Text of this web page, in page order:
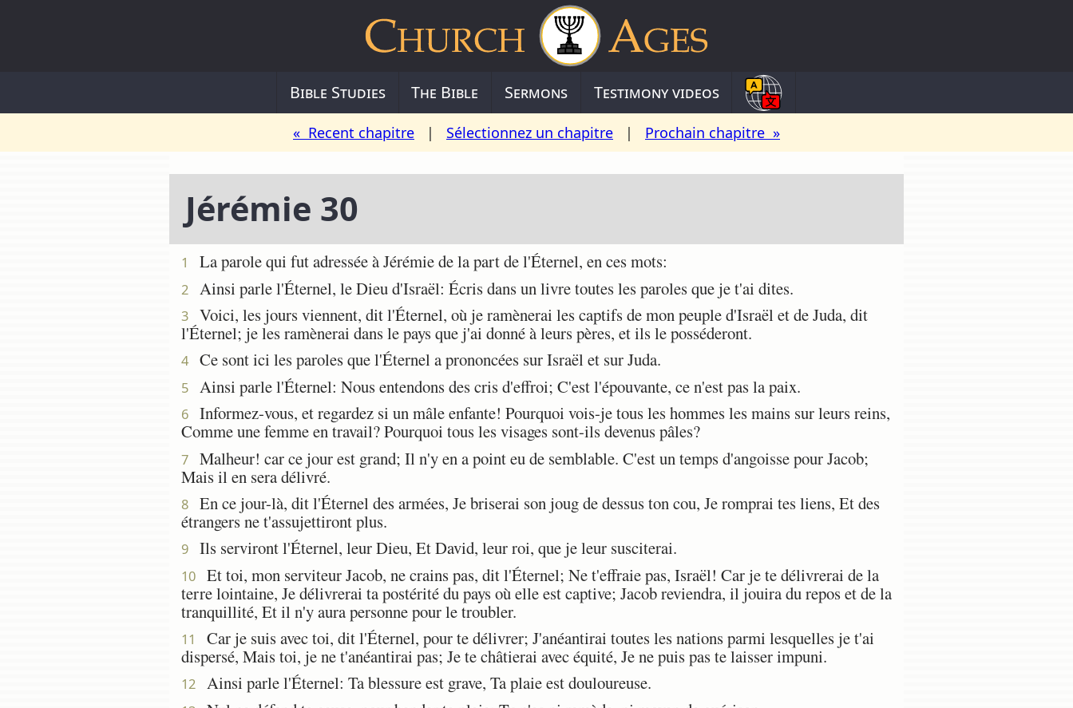
Bible Studies The Bible Sermons Testimony videos
« Recent chapitre | Sélectionnez un chapitre | Prochain chapitre »
Jérémie 30
1 La parole qui fut adressée à Jérémie de la part de l'Éternel, en ces mots:
2 Ainsi parle l'Éternel, le Dieu d'Israël: Écris dans un livre toutes les paroles que je t'ai dites.
3
Voici, les jours viennent, dit l'Éternel, où je ramènerai les captifs de mon peuple d'Israël et de Juda, dit
l'Éternel; je les ramènerai dans le pays que j'ai donné à leurs pères, et ils le posséderont.
4 Ce sont ici les paroles que l'Éternel a prononcées sur Israël et sur Juda.
5 Ainsi parle l'Éternel: Nous entendons des cris d'effroi; C'est l'épouvante, ce n'est pas la paix.
6
Informez-vous, et regardez si un mâle enfante! Pourquoi vois-je tous les hommes les mains sur leurs reins,
Comme une femme en travail? Pourquoi tous les visages sont-ils devenus pâles?
7
Malheur! car ce jour est grand; Il n'y en a point eu de semblable. C'est un temps d'angoisse pour Jacob;
Mais il en sera délivré.
8
En ce jour-là, dit l'Éternel des armées, Je briserai son joug de dessus ton cou, Je romprai tes liens, Et des
étrangers ne t'assujettiront plus.
9 Ils serviront l'Éternel, leur Dieu, Et David, leur roi, que je leur susciterai.
10
Et toi, mon serviteur Jacob, ne crains pas, dit l'Éternel; Ne t'effraie pas, Israël! Car je te délivrerai de la
terre lointaine, Je délivrerai ta postérité du pays où elle est captive; Jacob reviendra, il jouira du repos et de la
tranquillité, Et il n'y aura personne pour le troubler.
11
Car je suis avec toi, dit l'Éternel, pour te délivrer; J'anéantirai toutes les nations parmi lesquelles je t'ai
dispersé, Mais toi, je ne t'anéantirai pas; Je te châtierai avec équité, Je ne puis pas te laisser impuni.
12 Ainsi parle l'Éternel: Ta blessure est grave, Ta plaie est douloureuse.